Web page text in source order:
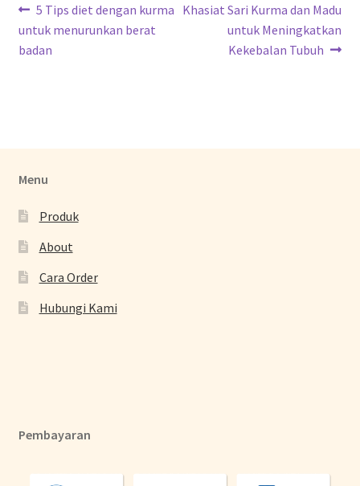
5 Tips diet dengan kurma
untuk menurunkan berat
badan
Khasiat Sari Kurma dan Madu
untuk Meningkatkan
Kekebalan Tubuh
Menu
Produk
About
Cara Order
Hubungi Kami
Pembayaran